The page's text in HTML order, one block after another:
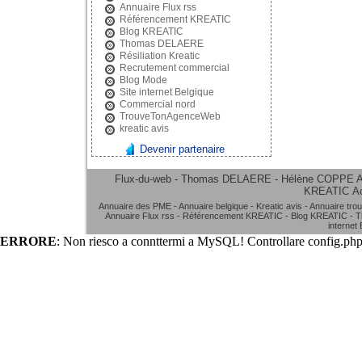
Annuaire Flux rss
Référencement KREATIC
Blog KREATIC
Thomas DELAERE
Résiliation Kreatic
Recrutement commercial
Blog Mode
Site internet Belgique
Commercial nord
TrouveTonAgenceWeb
kreatic avis
Devenir partenaire
Flux-du-web - Thomas DELAERE - Hélène COPPE
KREATIC
Annuaire des PME - Annuaire belgique - Kreatic avis - Annuaire
Annuaire Flux rss - Référencement KREATIC - Blog KREATIC -
internet
ERRORE: Non riesco a connttermi a MySQL! Controllare